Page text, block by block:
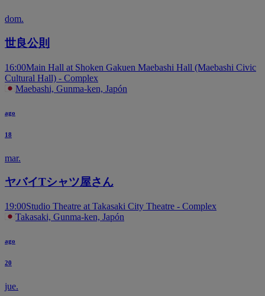
dom.
世良公則
16:00Main Hall at Shoken Gakuen Maebashi Hall (Maebashi Civic
Cultural Hall) - Complex
Maebashi, Gunma-ken, Japón
ago
18
mar.
ヤバイTシャツ屋さん
19:00Studio Theatre at Takasaki City Theatre - Complex
Takasaki, Gunma-ken, Japón
ago
20
jue.